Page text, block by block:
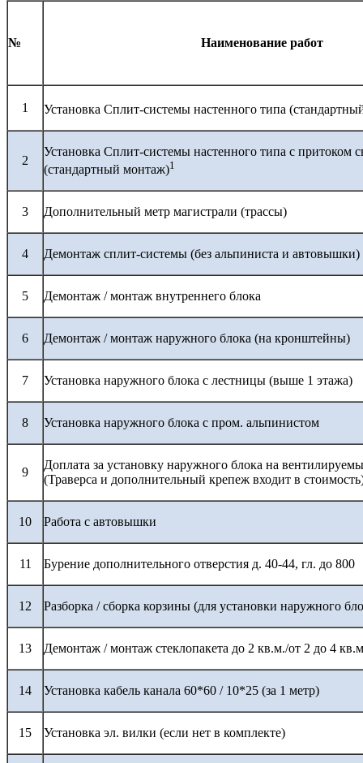
№ Наименование работ
1 Установка Сплит-системы настенного типа
2
Установка Сплит-системы настенного типа с притоком
(стандартный монтаж)1
3 Дополнительный метр магистрали (трассы)
4 Демонтаж сплит-системы (без альпиниста и автовышки)
5 Демонтаж / монтаж внутреннего блока
6 Демонтаж / монтаж наружного блока (на кронштейны)
7 Установка наружного блока с лестницы (выше 1 этажа)
8 Установка наружного блока с пром. альпинистом
9
Доплата за установку наружного блока на
(Траверса и дополнительный крепеж входит в
10 Работа с автовышки
11 Бурение дополнительного отверстия д. 40-44, гл. до 800
12 Разборка / сборка корзины (для установки наружного
13 Демонтаж / монтаж стеклопакета до 2 кв.м./от 2 до 4
14 Установка кабель канала 60*60 / 10*25 (за 1 метр)
15 Установка эл. вилки (если нет в комплекте)